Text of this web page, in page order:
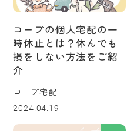
コープの個人宅配の一
時休止とは？休んでも
損をしない方法をご紹
介
コープ宅配
2024.04.19